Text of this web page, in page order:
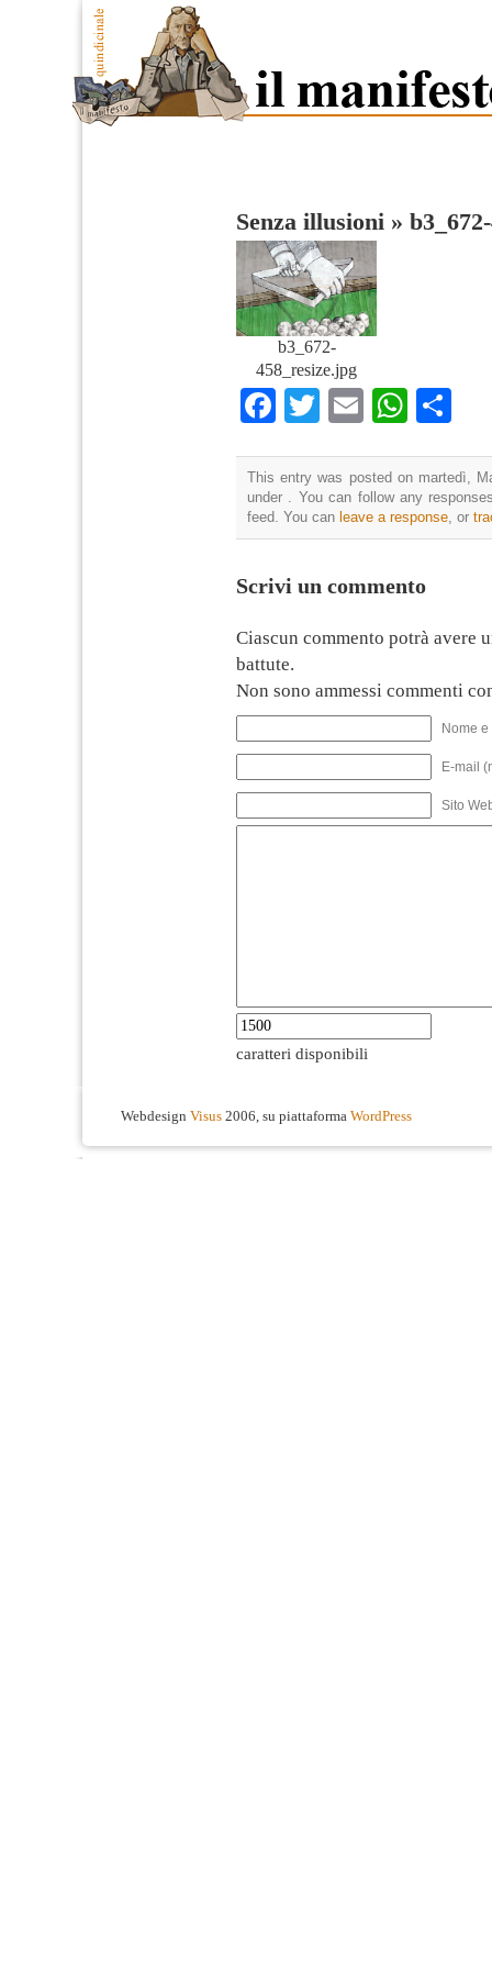
Senza illusioni »
b3_672-
458_resize.jpg
Facebook
TwitterEmail
This entry was posted on martedì,
under . You can follow any
feed. You can leave a response, or
Scrivi un commento
Ciascun commento potrà avere
battute.
Non sono ammessi commenti
Nome
E-mail
Sito
caratteri disponibili
Webdesign Visus 2006, su piattaforma WordPress